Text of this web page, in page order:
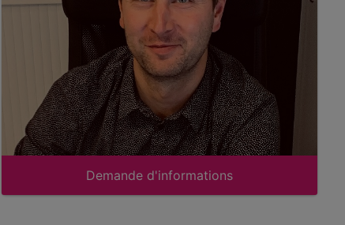
Demande d'informations